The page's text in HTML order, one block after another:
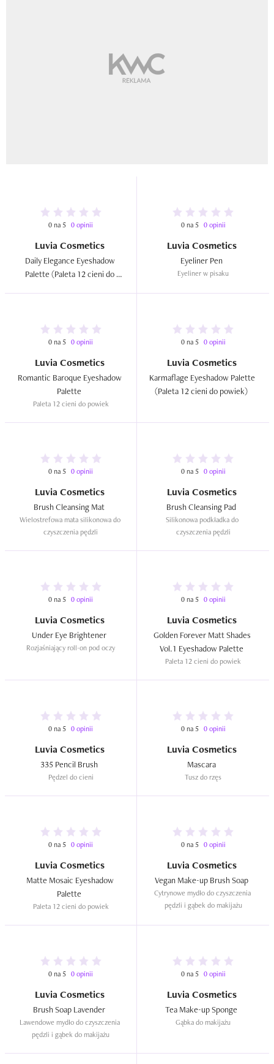
0 na 5 0 opinii
Luvia Cosmetics
Daily Elegance Eyeshadow
Palette (Paleta 12 cieni do
0 na 5 0 opinii
Luvia Cosmetics
Eyeliner w pisaku
0 na 5 0 opinii
Luvia Cosmetics
Romantic Baroque Eyeshadow
Paleta 12 cieni do powiek
0 na 5 0 opinii
Luvia Cosmetics
Karmaflage Eyeshadow Palette
0 na 5 0 opinii
Luvia Cosmetics
Wielostrefowa mata silikonowa do
czyszczenia pędzli
0 na 5 0 opinii
Luvia Cosmetics
Silikonowa podkładka do
czyszczenia pędzli
0 na 5 0 opinii
Luvia Cosmetics
Rozjaśniający roll-on pod oczy
0 na 5 0 opinii
Luvia Cosmetics
Golden Forever Matt Shades
Paleta 12 cieni do powiek
0 na 5 0 opinii
Luvia Cosmetics
Pędzel do cieni
0 na 5 0 opinii
Luvia Cosmetics
Tusz do rzęs
0 na 5 0 opinii
Luvia Cosmetics
Matte Mosaic Eyeshadow
Paleta 12 cieni do powiek
0 na 5 0 opinii
Luvia Cosmetics
Cytrynowe mydło do czyszczenia
pędzli i gąbek do makijażu
0 na 5 0 opinii
Luvia Cosmetics
Lawendowe mydło do czyszczenia
pędzli i gąbek do makijażu
0 na 5 0 opinii
Luvia Cosmetics
Gąbka do makijażu